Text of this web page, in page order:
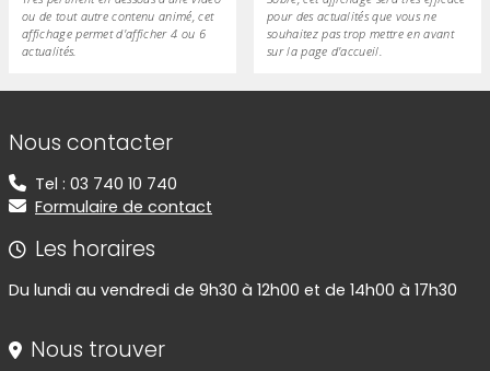
ou de tout autre contenu animé, cet
affichage permet d'afficher 4 ou 6
actualités.
pour des actualités que vous ne
souhaitez pas trop mettre en avant
sur la page d'accueil.
Informations de contact
Nous contacter
Tel : 03 740 10 740
Formulaire de contact
Les horaires
Du lundi au vendredi de 9h30 à 12h00 et de 14h00 à 17h30
Nous trouver